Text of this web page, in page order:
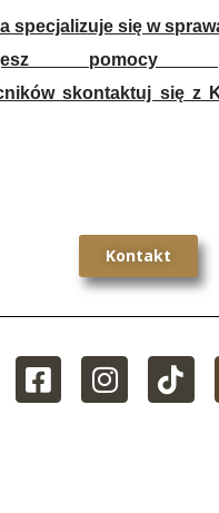
specjalizuje się w
pomocy
skontaktuj się z
Kontakt